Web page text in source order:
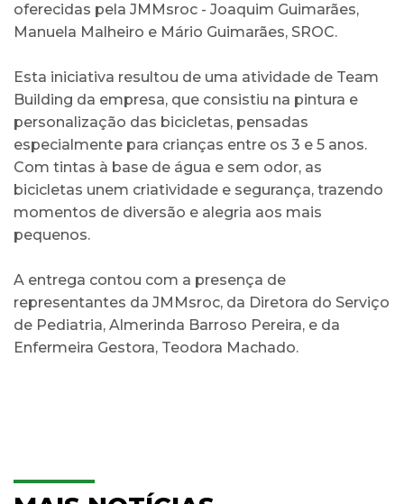
oferecidas pela JMMsroc - Joaquim Guimarães,
Manuela Malheiro e Mário Guimarães, SROC.
Esta iniciativa resultou de uma atividade de Team
Building da empresa, que consistiu na pintura e
personalização das bicicletas, pensadas
especialmente para crianças entre os 3 e 5 anos.
Com tintas à base de água e sem odor, as
bicicletas unem criatividade e segurança, trazendo
momentos de diversão e alegria aos mais
pequenos.
A entrega contou com a presença de
representantes da JMMsroc, da Diretora do Serviço
de Pediatria, Almerinda Barroso Pereira, e da
Enfermeira Gestora, Teodora Machado.